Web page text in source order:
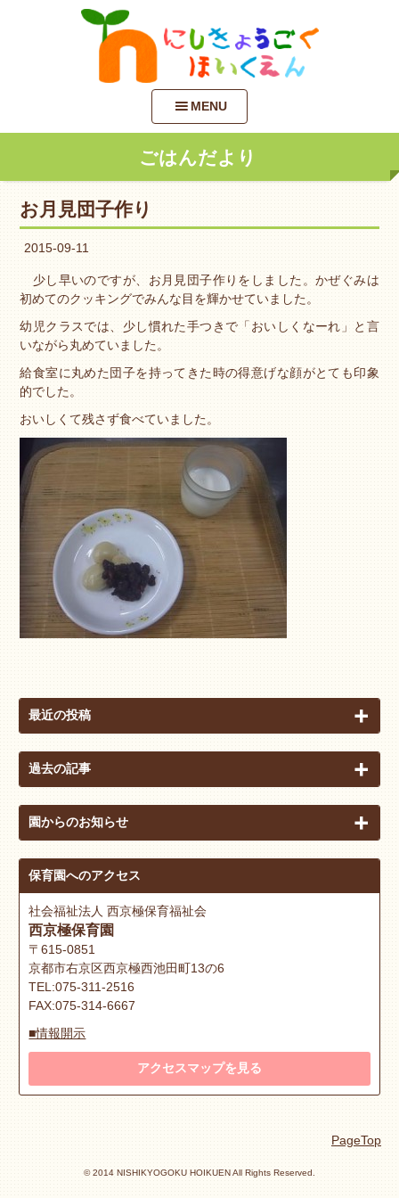
MENU
ごはんだより
お月見団子作り
2015-09-11
少し早いのですが、お月見団子作りをしました。かぜぐみは
初めてのクッキングでみんな目を輝かせていました。
幼児クラスでは、少し慣れた手つきで「おいしくなーれ」と言
いながら丸めていました。
給食室に丸めた団子を持ってきた時の得意げな顔がとても印象
的でした。
おいしくて残さず食べていました。
最近の投稿
過去の記事
園からのお知らせ
保育園へのアクセス
社会福祉法人 西京極保育福祉会
西京極保育園
〒615-0851
京都市右京区西京極西池田町13の6
TEL:075-311-2516
FAX:075-314-6667
■情報開示
アクセスマップを見る
PageTop
© 2014 NISHIKYOGOKU HOIKUEN All Rights Reserved.